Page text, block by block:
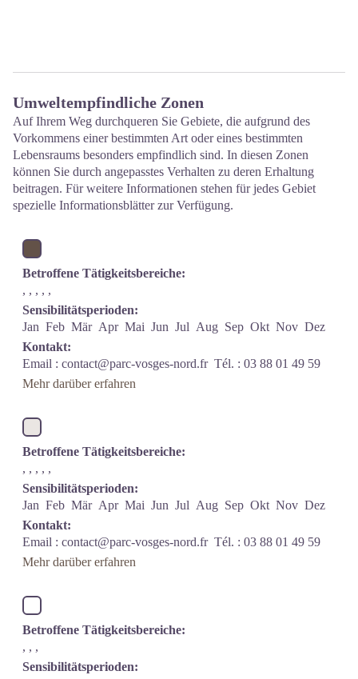
Umweltempfindliche Zonen
Auf Ihrem Weg durchqueren Sie Gebiete, die aufgrund des
Vorkommens einer bestimmten Art oder eines bestimmten
Lebensraums besonders empfindlich sind. In diesen Zonen
können Sie durch angepasstes Verhalten zu deren Erhaltung
beitragen. Für weitere Informationen stehen für jedes Gebiet
spezielle Informationsblätter zur Verfügung.
Betroffene Tätigkeitsbereiche:
, , , , ,
Sensibilitätsperioden:
Jan Feb Mär Apr Mai Jun Jul Aug Sep Okt Nov Dez
Kontakt:
Email : contact@parc-vosges-nord.frTél. : 03 88 01 49 59
Mehr darüber erfahren
Betroffene Tätigkeitsbereiche:
, , , , ,
Sensibilitätsperioden:
Jan Feb Mär Apr Mai Jun Jul Aug Sep Okt Nov Dez
Kontakt:
Email : contact@parc-vosges-nord.frTél. : 03 88 01 49 59
Mehr darüber erfahren
Betroffene Tätigkeitsbereiche:
, , ,
Sensibilitätsperioden: